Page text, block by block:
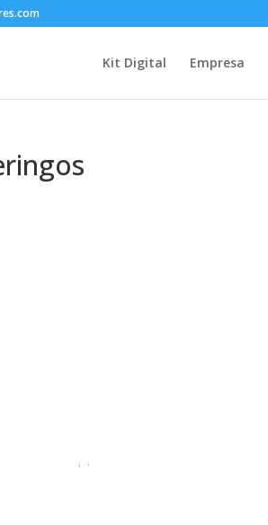
Kit Digital Empresa